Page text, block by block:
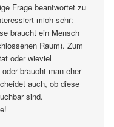
Frage beantwortet zu
mich sehr:
braucht ein Mensch
Raum). Zum
oder wieviel
braucht man eher
auch, ob diese
sind.